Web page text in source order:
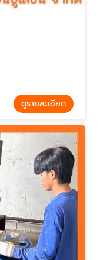
ดูรายละเอียด